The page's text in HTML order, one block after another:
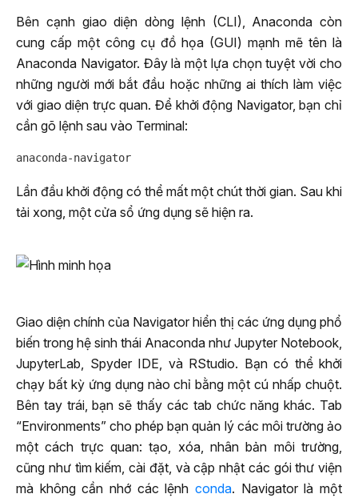
Bên cạnh giao diện dòng lệnh (CLI), Anaconda còn
cung cấp một công cụ đồ họa (GUI) mạnh mẽ tên là
Anaconda Navigator. Đây là một lựa chọn tuyệt vời cho
những người mới bắt đầu hoặc những ai thích làm việc
với giao diện trực quan. Để khởi động Navigator, bạn chỉ
cần gõ lệnh sau vào Terminal:
Lần đầu khởi động có thể mất một chút thời gian. Sau khi
tải xong, một cửa sổ ứng dụng sẽ hiện ra.
Giao diện chính của Navigator hiển thị các ứng dụng phổ
biến trong hệ sinh thái Anaconda như Jupyter Notebook,
JupyterLab, Spyder IDE, và RStudio. Bạn có thể khởi
chạy bất kỳ ứng dụng nào chỉ bằng một cú nhấp chuột.
Bên tay trái, bạn sẽ thấy các tab chức năng khác. Tab
“Environments” cho phép bạn quản lý các môi trường ảo
một cách trực quan: tạo, xóa, nhân bản môi trường,
cũng như tìm kiếm, cài đặt, và cập nhật các gói thư viện
mà không cần nhớ các lệnh conda. Navigator là một